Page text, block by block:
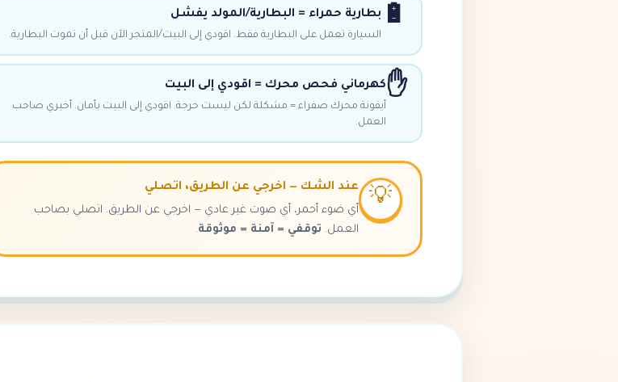
🔋 بطارية حمراء = البطارية/المولد يفشل
السيارة تعمل على البطارية فقط. اقودي إلى البيت/المتجر الآن قبل أن تموت البطارية.
✋كهرماني فحص محرك = اقودي إلى البيت
أيقونة محرك صفراء = مشكلة لكن ليست حرجة. اقودي إلى البيت بأمان. أخبري صاحب
العمل.
💡
عند الشك — اخرجي عن الطريق، اتصلي
أي ضوء أحمر، أي صوت غير عادي — اخرجي عن الطريق. اتصلي بصاحب
العمل. توقفي = آمنة = موثوقة.